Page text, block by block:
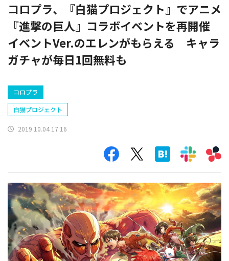
コロプラ、『白猫プロジェクト』でアニメ
『進撃の巨人』コラボイベントを再開催
イベントVer.のエレンがもらえる キャラ
ガチャが毎日1回無料も
コロプラ
白猫プロジェクト
2019.10.04 17:16